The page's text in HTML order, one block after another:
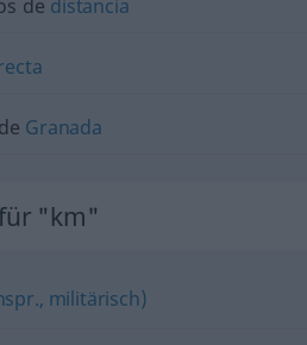
de distancia
Granada
"km"
militärisch)